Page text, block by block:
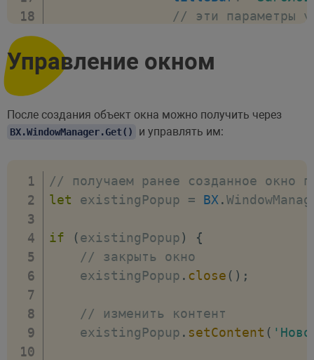
// эти параметры
offsetLeft
offsetTop
draggable: {
// кнопки для
// текст
text:
events
Управление окном
После создания объект окна можно получить через
BX.WindowManager.Get() и управлять им:
// получаем ранее созданное окно
let existingPopup = BX .
if (existingPopup)
{
// закрыть окно
    existingPopup
. close ( ) ;
// изменить контент
    existingPopup
. setContent (